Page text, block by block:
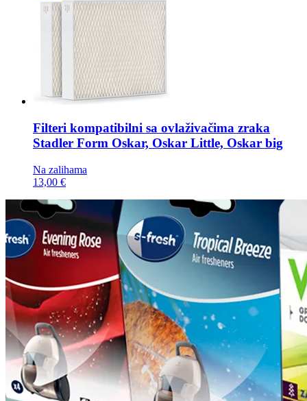
Filteri kompatibilni sa ovlaživačima zraka
Stadler Form Oskar, Oskar Little, Oskar big
Na zalihama
13,00 €